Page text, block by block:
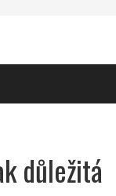
důležitá